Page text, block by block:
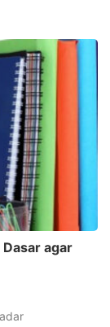
agar